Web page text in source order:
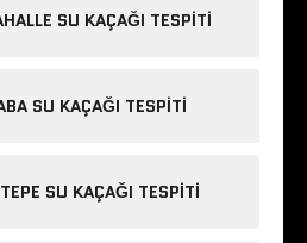
SU KAÇAĞI TESPITI
SU KAÇAĞI TESPITI
SU KAÇAĞI TESPITI